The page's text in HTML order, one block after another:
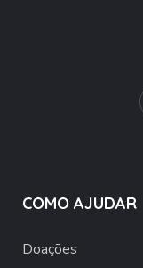
COMO AJUDAR
Doações